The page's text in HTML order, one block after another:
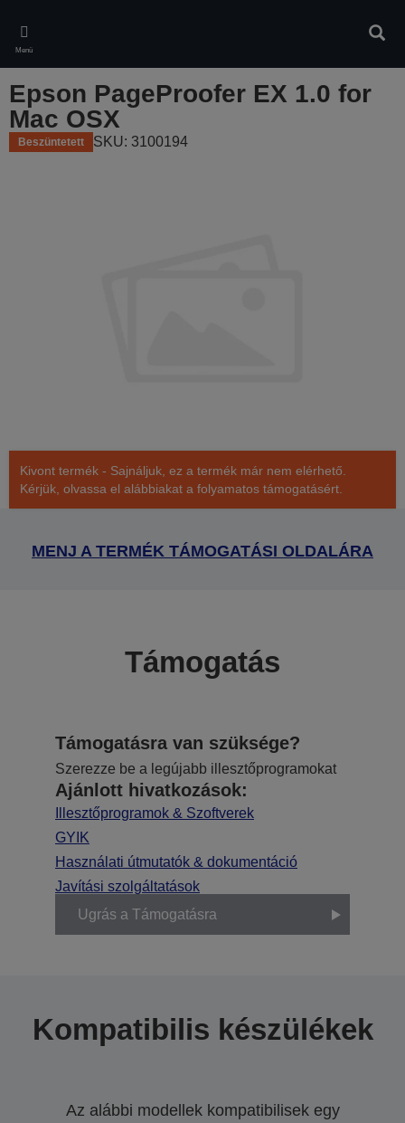
main
content
Menü
Epson PageProofer EX 1.0 for
Mac OSX
Beszüntetett SKU: 3100194
Kivont termék - Sajnáljuk, ez a termék már nem elérhető.
Kérjük, olvassa el alábbiakat a folyamatos támogatásért.
MENJ A TERMÉK TÁMOGATÁSI OLDALÁRA
Támogatás
Támogatásra van szüksége?
Szerezze be a legújabb illesztőprogramokat
Ajánlott hivatkozások:
Illesztőprogramok & Szoftverek
GYIK
Használati útmutatók & dokumentáció
Javítási szolgáltatások
Ugrás a Támogatásra
Kompatibilis készülékek
Az alábbi modellek kompatibilisek egy